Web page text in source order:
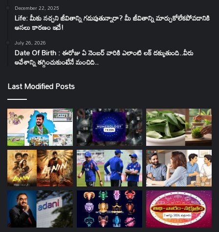
December 22, 2025
Life: మీకు నచ్చని జీవితాన్ని గడుపుతున్నారా? మీ జీవితాన్ని మార్చుకోలేకపోవడానికి
అసలు కారణం ఇదే!
July 26, 2026
Date Of Birth : ఈరోజు ఏ నెంబర్ వారికి ఎలాంటి లక్ దక్కుతుంది..వీరు
ఆవేశాన్ని తగ్గించుకుంటేనే మంచిది..
Last Modified Posts